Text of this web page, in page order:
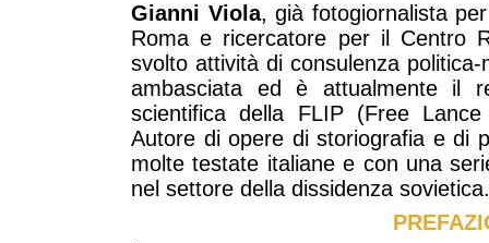
Gianni Viola, già fotogiornalista
Roma e ricercatore per il Centro
svolto attività di consulenza
ambasciata ed è attualmente il
scientifica della FLIP (Free
Autore di opere di storiografia e di
molte testate italiane e con una
nel settore della dissidenza sovietica.